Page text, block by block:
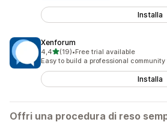
Installa
Xenforum
4,4stelle su 5
(19)
19 recensioni totali
•Free trial available
Easy to build a professional
Installa
Offri una procedura di reso